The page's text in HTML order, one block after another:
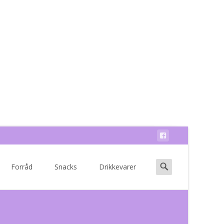
Forråd Snacks Drikkevarer
Search
for: